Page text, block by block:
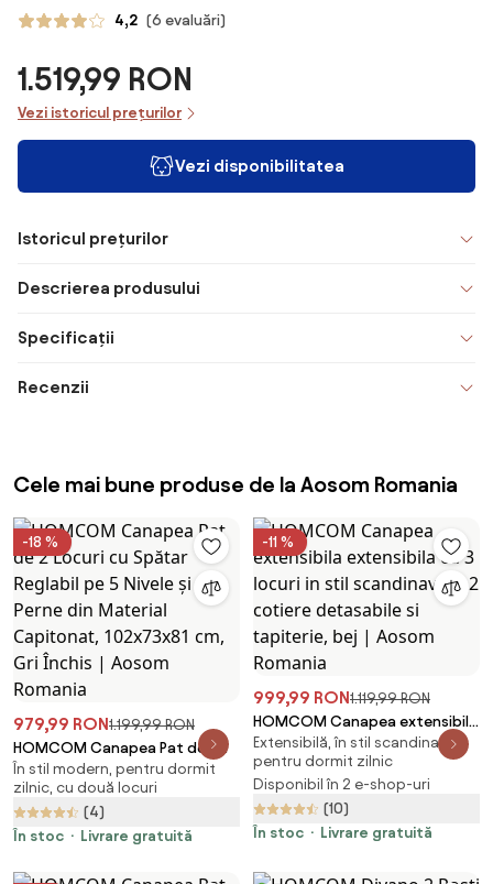
4,2 (6 evaluări)
1.519,99 RON
Vezi istoricul prețurilor
Vezi disponibilitatea
Istoricul prețurilor
Descrierea produsului
Specificații
Recenzii
Cele mai bune produse de la Aosom Romania
-18 %
979,99 RON1.199,99 RON
HOMCOM Canapea Pat de 2
Locuri cu Spătar Reglabil pe 5
Nivele și 2 Perne din Material
Capitonat, 102x73x81 cm, Gri
Închis | Aosom Romania
În stil modern, pentru dormit
zilnic, cu două locuri
(4)
În stoc
Livrare gratuită
-11 %
999,99 RON1.119,99 RON
HOMCOM Canapea extensibila
extensibila cu 3 locuri in stil
scandinav, cu 2 cotiere
detasabile si tapiterie, bej |
Aosom Romania
Extensibilă, în stil scandinav,
pentru dormit zilnic
Disponibil în 2 e-shop-uri
(10)
În stoc
Livrare gratuită